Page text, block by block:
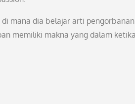
mana dia belajar arti
memiliki makna yang dalam